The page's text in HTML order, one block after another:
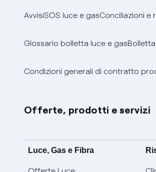
AvvisiSOS luce e gasConciliazioni e
Glossario bolletta luce e gas
Condizioni generali di contratto
Offerte, prodotti e servizi
Luce, Gas e Fibra